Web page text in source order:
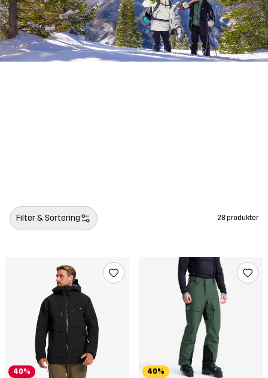
Filter & Sortering 28 produkter
40% 40%